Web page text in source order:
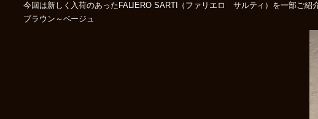
今回は新しく入荷のあったFALIERO SARTI（ファリエロ サルティ）を一部ご紹介
ブラウン～ベージュ